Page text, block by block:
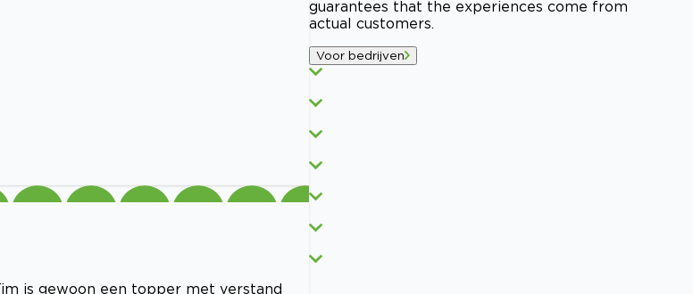
is gewoon een topper met verstand
guarantees that the experiences come from
actual customers.
Voor bedrijven